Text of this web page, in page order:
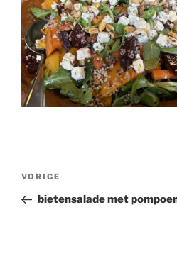
Bericht
Vorig
bericht
VORIGE
bietensalade met